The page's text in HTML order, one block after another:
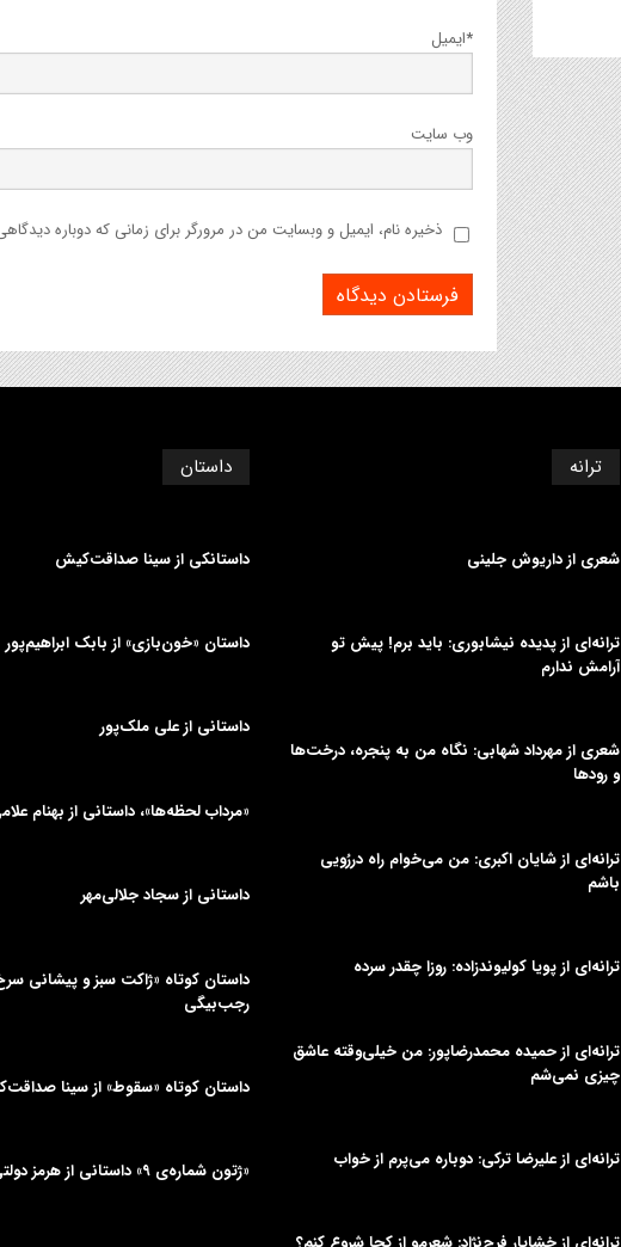
ایمیل*
وب‌ سایت
ذخیره نام، ایمیل و وبسایت من در مرورگر برای زمانی که دوباره
ترانه
شعری از داریوش جلینی
ترانه‌ای از پدیده نیشابوری: باید برم! پیش تو
آرامش ندارم
شعری از مهرداد شهابی: نگاه من به پنجره، درخت‌ها
و رودها
ترانه‌ای از شایان اکبری: من می‌خوام راه دررُویی
باشم
ترانه‌ای از پویا کولیوندزاده: روزا چقدر سرده
ترانه‌ای از حمیده محمدرضاپور: من خیلی‌وقته عاشق
چیزی نمی‌شم
ترانه‌ای از علیرضا ترکی: دوباره می‌پرم از خواب
داستان
داستانکی از سینا صداقت‌کیش
داستان «خون‌بازی» از بابک ابراهیم‌پور
داستانی از علی‌ ملک‌پور
«مرداب لحظه‌ها»، داستانی از بهنام
داستانی از سجاد جلالی‌مهر
داستان کوتاه «ژاکت سبز و پیشانی
رجب‌بیگی
داستان کوتاه «سقوط» از سینا
«ژتون شماره‌ی ۹» داستانی از هرمز دولتی‌جلیلیان